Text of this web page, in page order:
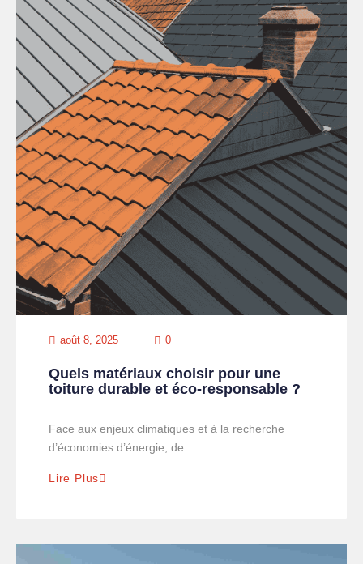
août 8, 2025 0
Quels matériaux choisir pour une
toiture durable et éco-responsable ?
Face aux enjeux climatiques et à la recherche
d’économies d’énergie, de…
Lire Plus